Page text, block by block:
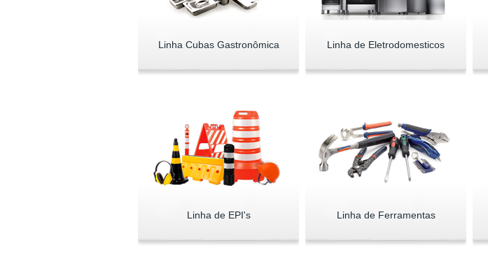
Linha Cubas Gastronômica Linha de Eletrodomesticos
Linha de EPI's Linha de Ferramentas